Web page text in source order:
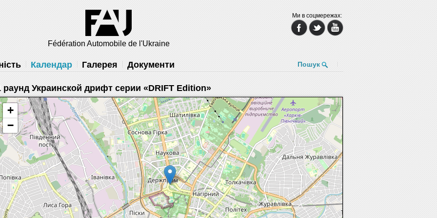
Fédération Automobile de l'Ukraine
Ми в соцмережах:
Календар Галерея Документи Пошук
раунд Украинской дрифт серии «DRIFT Edition»
+
−